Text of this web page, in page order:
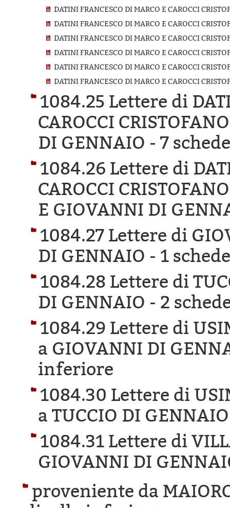
DATINI FRANCESCO DI MARCO E CAROCCI
DATINI FRANCESCO DI MARCO E CAROCCI
DATINI FRANCESCO DI MARCO E CAROCCI
DATINI FRANCESCO DI MARCO E CAROCCI
DATINI FRANCESCO DI MARCO E CAROCCI
DATINI FRANCESCO DI MARCO E CAROCCI
1084.25 Lettere di
CAROCCI
DI GENNAIO - 7
1084.26 Lettere di
CAROCCI
E GIOVANNI DI
1084.27 Lettere di
DI GENNAIO - 1
1084.28 Lettere di
DI GENNAIO - 2
1084.29 Lettere di
a GIOVANNI DI
inferiore
1084.30 Lettere di
a TUCCIO DI
1084.31 Lettere di
GIOVANNI DI
proveniente da